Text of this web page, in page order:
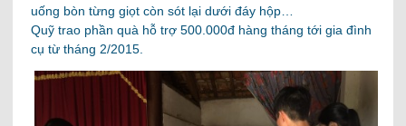
uống bòn từng giọt còn sót lại dưới đáy hộp…
Quỹ trao phần quà hỗ trợ 500.000đ hàng tháng tới gia đình
cụ từ tháng 2/2015.